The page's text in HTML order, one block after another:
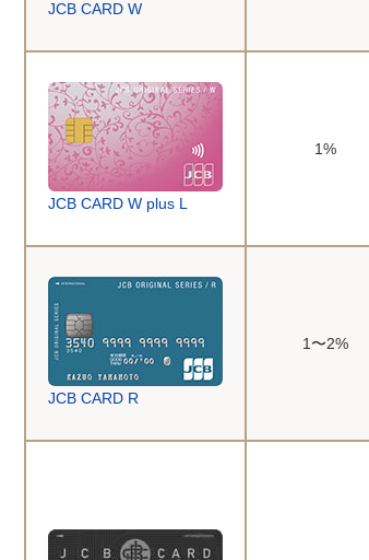
JCB CARD W
JCB CARD W plus L
1%
JCB CARD R
1〜2%